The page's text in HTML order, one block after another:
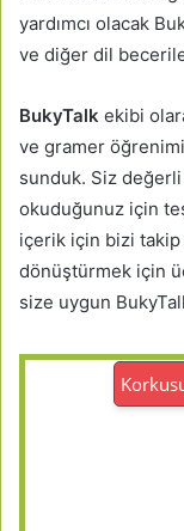
yardımcı olacak
ve diğer dil
BukyTalk ekibi
ve gramer
sunduk. Siz değerli
okuduğunuz için
içerik için bizi
dönüştürmek için
size uygun